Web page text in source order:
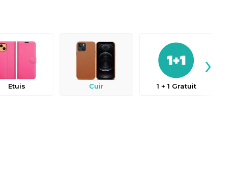
Etuis Cuir 1 + 1 Gratuit
›